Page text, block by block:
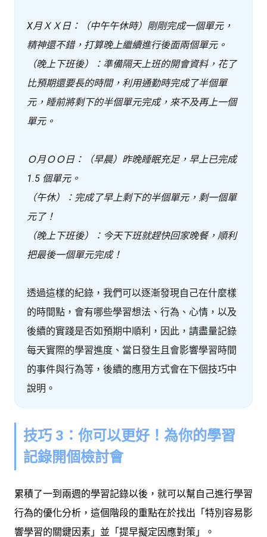
X月ＸＸ日： （中午午休時） 剛剛完成一個單元，
精神還不錯，打算晚上繼續進行後面兩個單元。
（晚上下班後）：準備隔天上班的開會資料，花了
比預期還要長的時間，利用通勤時完成了半個單
元，睡前將剩下的半個單元完成，來不及再上一個
單元。
Ｏ月ＯＯ日：（早晨）昨晚睡眠充足，早上已完成
1.5 個單元。
（午休）：完成了早上剩下的半個單元，剩一個單
元了！
（晚上下班後）：今天下班就趕快回家晚餐，順利
把最後一個單元完成！
透過這樣的紀錄，我們可以逐漸發現自己在什麼樣
的時間點，會有哪些學習想法、行為、心情，以及
後續的實踐是否如預期中順利，因此，請盡量記錄
每天實際的學習進度、當日發生且會影響學習時間
的事件與行為等，後續的應用方式會在下個技巧中
說明。
技巧 3：你可以更好！為你的學習
記錄開個檢討會
累積了一到兩週的學習記錄以後，就可以幫自己進行學習
行為的優化分析，這個階段的重點在於找出「特別容易影
響學習的關鍵因素」並「提早擬定因應對策」。